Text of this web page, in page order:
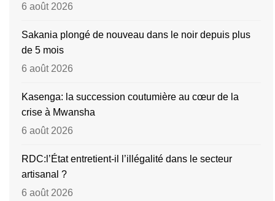
6 août 2026
Sakania plongé de nouveau dans le noir depuis plus
de 5 mois
6 août 2026
Kasenga: la succession coutumière au cœur de la
crise à Mwansha
6 août 2026
RDC:l’État entretient-il l’illégalité dans le secteur
artisanal ?
6 août 2026